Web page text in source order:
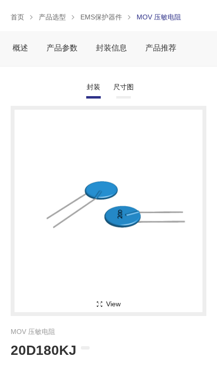
首页 产品选型 EMS保护器件 MOV 压敏电阻
概述 产品参数 封装信息 产品推荐
封装 尺寸图
View
MOV 压敏电阻
20D180KJ